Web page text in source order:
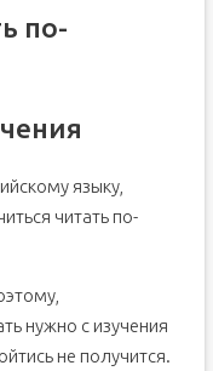
по-
языку,
читать по-
нужно с изучения
не получится.